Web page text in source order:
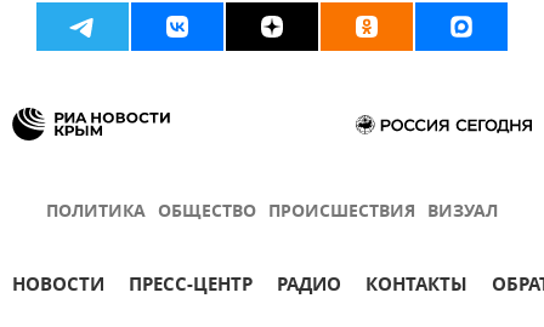
ПОЛИТИКА ОБЩЕСТВО ПРОИСШЕСТВИЯ ВИЗУАЛ
НОВОСТИ ПРЕСС-ЦЕНТР РАДИО КОНТАКТЫ